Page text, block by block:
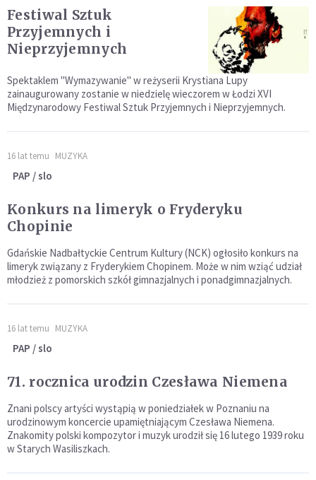
Festiwal Sztuk
Przyjemnych i
Nieprzyjemnych
Spektaklem "Wymazywanie" w reżyserii Krystiana Lupy
zainaugurowany zostanie w niedzielę wieczorem w Łodzi XVI
Międzynarodowy Festiwal Sztuk Przyjemnych i Nieprzyjemnych.
16 lat temu MUZYKA
PAP / slo
Konkurs na limeryk o Fryderyku
Chopinie
Gdańskie Nadbałtyckie Centrum Kultury (NCK) ogłosiło konkurs na
limeryk związany z Fryderykiem Chopinem. Może w nim wziąć udział
młodzież z pomorskich szkół gimnazjalnych i ponadgimnazjalnych.
16 lat temu MUZYKA
PAP / slo
71. rocznica urodzin Czesława Niemena
Znani polscy artyści wystąpią w poniedziałek w Poznaniu na
urodzinowym koncercie upamiętniającym Czesława Niemena.
Znakomity polski kompozytor i muzyk urodził się 16 lutego 1939 roku
w Starych Wasiliszkach.